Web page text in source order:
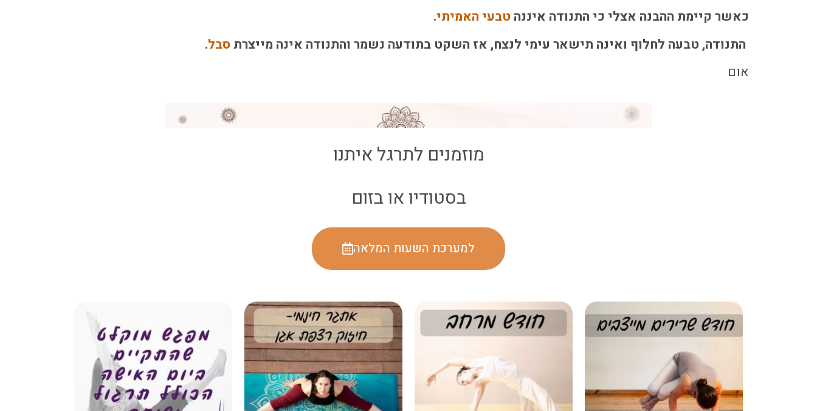
כאשר קיימת ההבנה אצלי כי התנודה איננה טבעי האמיתי.
התנודה, טבעה לחלוף ואינה תישאר עימי לנצח, אז השקט בתודעה נשמר והתנודה אינה מייצרת סבל.
אום
מוזמנים לתרגל איתנו
בסטודיו או בזום
למערכת השעות המלאה